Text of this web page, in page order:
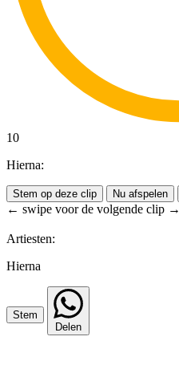
10
Hierna:
Stem op deze clip Nu afspelen
← swipe voor de volgende clip →
Artiesten:
Hierna
Stem
Delen